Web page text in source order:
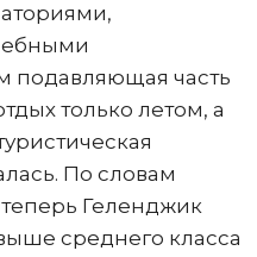
подавляющая часть
только летом, а
По словам
Геленджик
среднего класса